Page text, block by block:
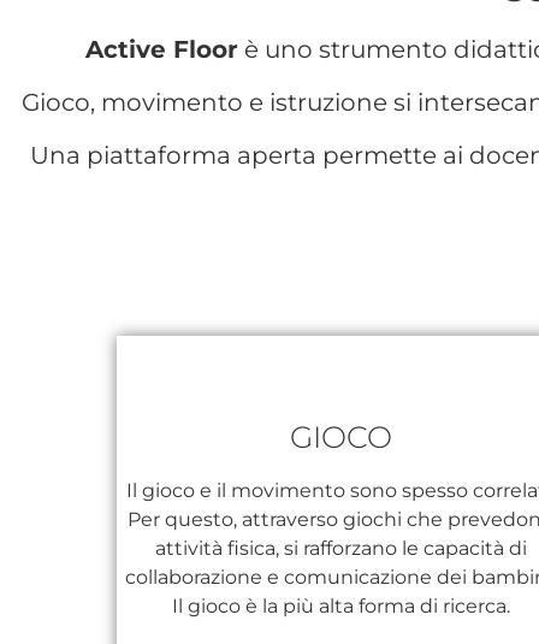
Active Floor è uno strumento
Gioco, movimento e istruzione si
Una piattaforma aperta permette ai
GIOCO
Il gioco e il movimento sono spesso
Per questo, attraverso giochi che
attività fisica, si rafforzano le capacità di
collaborazione e comunicazione dei
Il gioco è la più alta forma di ricerca.